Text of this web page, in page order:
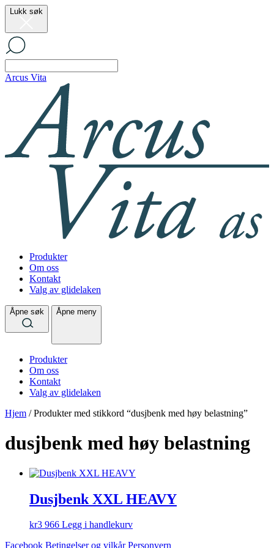
Lukk søk
Arcus Vita
Produkter
Om oss
Kontakt
Valg av glidelaken
Åpne søk Åpne meny
Produkter
Om oss
Kontakt
Valg av glidelaken
Hjem / Produkter med stikkord “dusjbenk med høy belastning”
dusjbenk med høy belastning
Dusjbenk XXL HEAVY
kr3 966 Legg i handlekurv
Facebook Betingelser og vilkår Personvern